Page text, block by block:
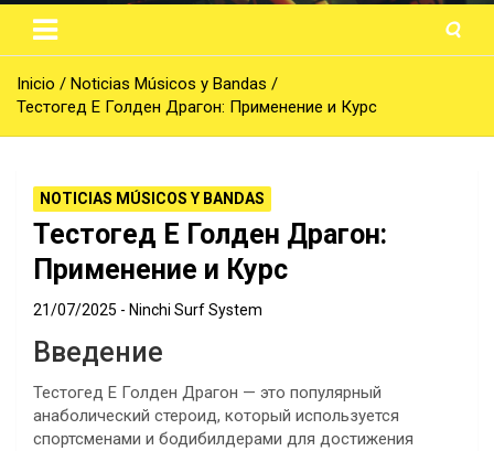
Inicio
Noticias Músicos y Bandas
Тестогед Е Голден Драгон: Применение и Курс
NOTICIAS MÚSICOS Y BANDAS
Тестогед Е Голден Драгон:
Применение и Курс
21/07/2025 Ninchi Surf System
Введение
Тестогед Е Голден Драгон — это популярный
анаболический стероид, который используется
спортсменами и бодибилдерами для достижения